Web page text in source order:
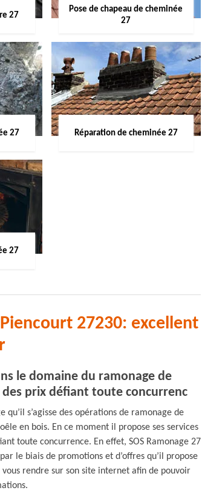
27
Pose de chapeau de cheminée
27
27 Réparation de cheminée 27
27
27230: excellent
le domaine du ramonage de
prix défiant toute concurrenc
s’agisse des opérations de ramonage de
en bois. En ce moment il propose ses services
toute concurrence. En effet, SOS Ramonage 27
le biais de promotions et d’offres qu’il propose
rendre sur son site internet afin de pouvoir